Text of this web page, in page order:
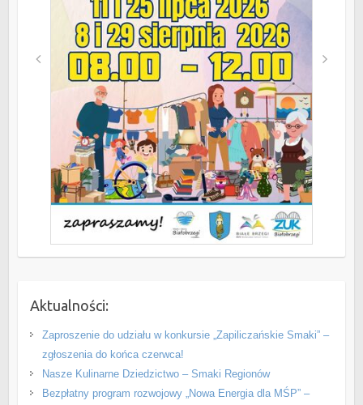
Aktualności:
Zaproszenie do udziału w konkursie „Zapiliczańskie Smaki” –
zgłoszenia do końca czerwca!
Nasze Kulinarne Dziedzictwo – Smaki Regionów
Bezpłatny program rozwojowy „Nowa Energia dla MŚP” –